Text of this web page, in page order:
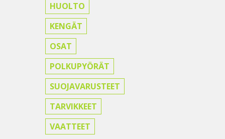
HUOLTO
KENGÄT
OSAT
POLKUPYÖRÄT
SUOJAVARUSTEET
TARVIKKEET
VAATTEET